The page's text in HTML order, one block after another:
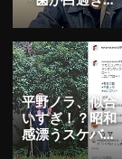
奴とは距離を保
つ」
平野ノラ、似合
いすぎ！？昭和
感漂うスケバン
姿に違和感な